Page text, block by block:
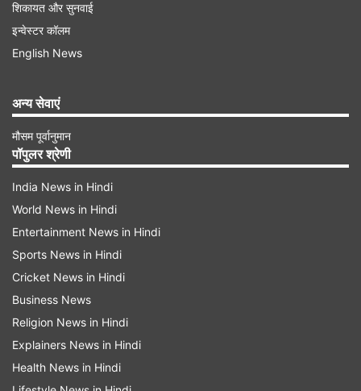
स्टालिन ने सोमवार को पार्टी कार्यकर्ताओं को संबोधित करते
हुए कहा कि तमिलनाडु में सूरज (DMK का चुनाव चिह्न) कभी
अस्त नहीं होगा। हार की व्यक्तिगत ज़िम्मेदारी लेते हुए स्टालिन
ने कहा कि वह इस असफलता के लिए जवाबदेही और
ज़िम्मेदारी स्वीकार करते हैं। स्टालिन अपनी खुद की सीट
कोलाथुर सीट भी हार गए थे।
डीएमके का इसलिए लग रही संभावना
Advertisement
शिकायत और सुनवाई
इन्वेस्टर कॉलम
English News
अन्य सेवाएं
मौसम पूर्वानुमान
पॉपुलर श्रेणी
India News in Hindi
World News in Hindi
Entertainment News in Hindi
Sports News in Hindi
Cricket News in Hindi
Business News
Religion News in Hindi
Explainers News in Hindi
Health News in Hindi